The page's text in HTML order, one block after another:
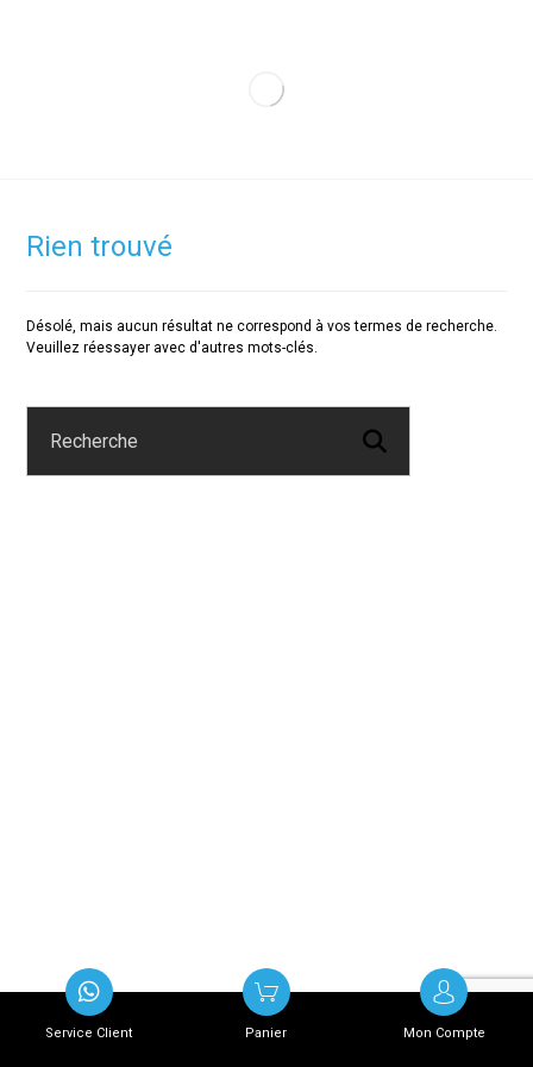
Rien trouvé
Désolé, mais aucun résultat ne correspond à vos termes de recherche.
Veuillez réessayer avec d'autres mots-clés.
Service Client Panier Mon Compte